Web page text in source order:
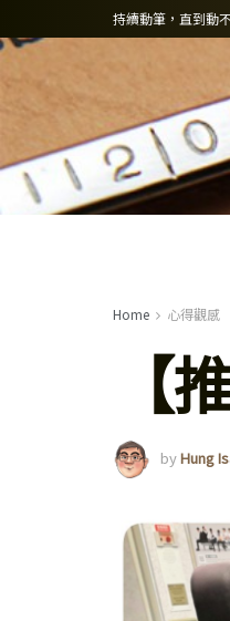
持續動筆，直到動
Home 心得觀感
【
byHung